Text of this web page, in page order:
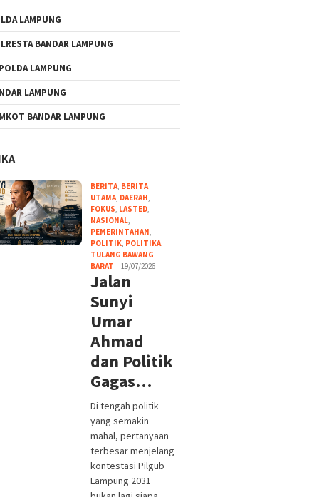
LAMPUNG
BANDAR LAMPUNG
LAMPUNG
LAMPUNG
BANDAR LAMPUNG
BERITA, BERITA
UTAMA, DAERAH,
FOKUS, LASTED,
NASIONAL,
PEMERINTAHAN,
POLITIK, POLITIKA,
TULANG BAWANG
BARAT
19/07/2026
Jalan
Sunyi
Umar
Ahmad
dan Politik
Gagas…
Di tengah politik
yang semakin
mahal, pertanyaan
terbesar menjelang
kontestasi Pilgub
Lampung 2031